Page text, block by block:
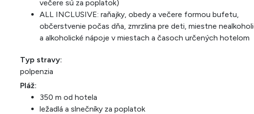
večere sú za poplatok)
ALL INCLUSIVE: raňajky, obedy a večere formou bufetu,
občerstvenie počas dňa, zmrzlina pre deti, miestne
a alkoholické nápoje v miestach a časoch určených hotelom
Typ stravy:
polpenzia
Pláž:
350 m od hotela
ležadlá a slnečníky za poplatok